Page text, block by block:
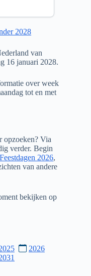
2028
van
16 januari 2028.
over week
tot en met
opzoeken? Via
verder. Begin
Feestdagen 2026,
van andere
bekijken op
2026